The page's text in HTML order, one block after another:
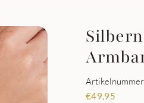
€49,95